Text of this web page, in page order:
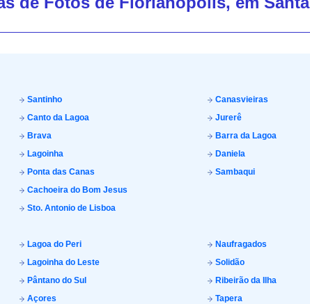
Santinho
Canasvieiras
Canto da Lagoa
Jurerê
Brava
Barra da Lagoa
Lagoinha
Daniela
Ponta das Canas
Sambaqui
Cachoeira do Bom Jesus
Sto. Antonio de Lisboa
Lagoa do Peri
Naufragados
Lagoinha do Leste
Solidão
Pântano do Sul
Ribeirão da Ilha
Açores
Tapera